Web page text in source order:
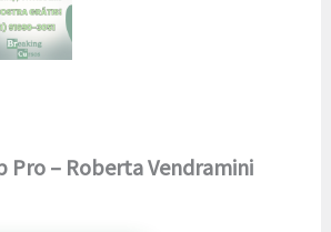
Pro – Roberta Vendramini